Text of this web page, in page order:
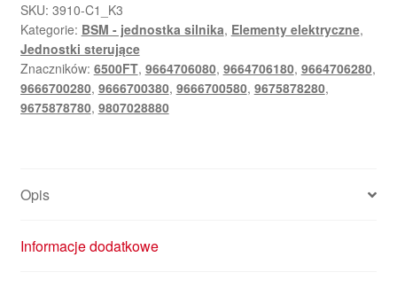
SKU: 3910-C1_K3
Kategorie: BSM - jednostka silnika, Elementy elektryczne,
Jednostki sterujące
Znaczników: 6500FT, 9664706080, 9664706180, 9664706280,
9666700280, 9666700380, 9666700580, 9675878280,
9675878780, 9807028880
Opis
Informacje dodatkowe